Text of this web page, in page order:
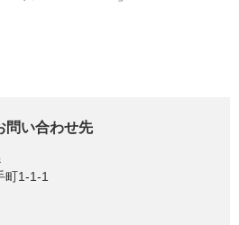
問い合わせ先
町1-1-1